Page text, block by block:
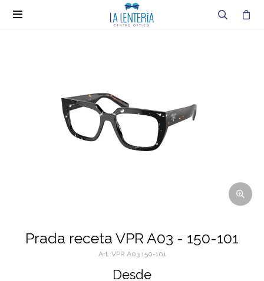

Prada receta VPR A03 - 150-101
VPR A03 150-101
Desde